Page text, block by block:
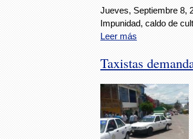
Jueves, Septiembre 8,
Impunidad, caldo de
Leer más
Taxistas